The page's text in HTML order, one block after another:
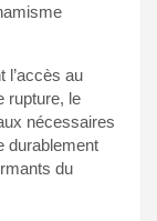
l’accès au
rupture, le
nécessaires
durablement
du